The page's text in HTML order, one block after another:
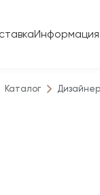
Информация
Каталог